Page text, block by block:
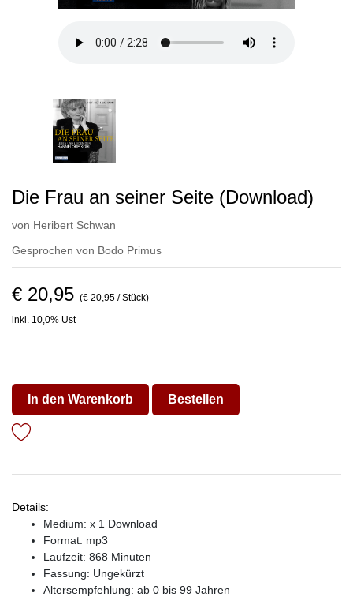
Die Frau an seiner Seite (Download)
von Heribert Schwan
Gesprochen von Bodo Primus
€ 20,95 (€ 20,95 / Stück)
inkl. 10,0% Ust
In den Warenkorb Bestellen
Details:
Medium: x 1 Download
Format: mp3
Laufzeit: 868 Minuten
Fassung: Ungekürzt
Altersempfehlung: ab 0 bis 99 Jahren